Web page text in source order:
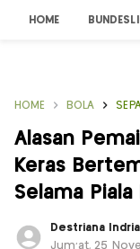
HOME
HOME BOLA
Alasan
Keras
Selama Piala
Destriana
Jum'at, 25